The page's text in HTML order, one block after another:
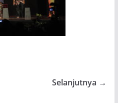
Selanjutnya →